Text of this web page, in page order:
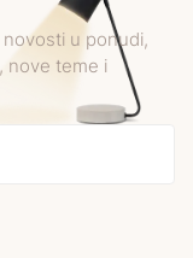
novosti u ponudi,
nove teme i